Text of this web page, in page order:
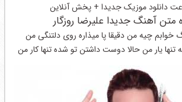
دانلود موزیک جدیدا + پخش آنلاین
متن آهنگ جدیدا علیرضا روزگار
خوابم چیه من دقیقا پا میذاره روی دلتنگی من
تنها یار من حالا دوست داشتن تو شده تنها کار من